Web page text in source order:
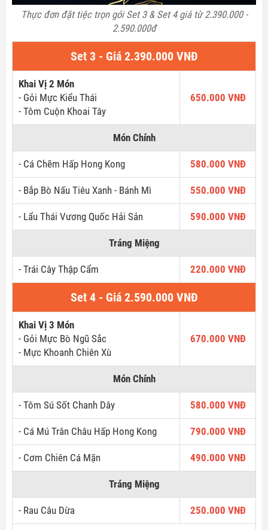
Thực đơn đặt tiệc trọn gói Set 3 & Set 4 giá từ 2.390.000 -
2.590.000đ
Set 3 - Giá 2.390.000 VNĐ
Khai Vị 2 Món
- Gỏi Mực Kiểu Thái
- Tôm Cuộn Khoai Tây
650.000 VNĐ
Món Chính
- Cá Chẽm Hấp Hong Kong 580.000 VNĐ
- Bắp Bò Nấu Tiêu Xanh - Bánh Mì 550.000 VNĐ
- Lẩu Thái Vương Quốc Hải Sản 590.000 VNĐ
Tráng Miệng
- Trái Cây Thập Cẩm 220.000 VNĐ
Set 4 - Giá 2.590.000 VNĐ
Khai Vị 3 Món
- Gỏi Mực Bò Ngũ Sắc
- Mực Khoanh Chiên Xù
670.000 VNĐ
Món Chính
- Tôm Sú Sốt Chanh Dây 580.000 VNĐ
- Cá Mú Trân Châu Hấp Hong Kong 790.000 VNĐ
- Cơm Chiên Cá Mặn 490.000 VNĐ
Tráng Miệng
- Rau Câu Dừa 250.000 VNĐ